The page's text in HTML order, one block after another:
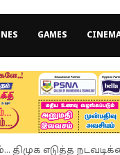
GAMES
திமுக எடுத்த